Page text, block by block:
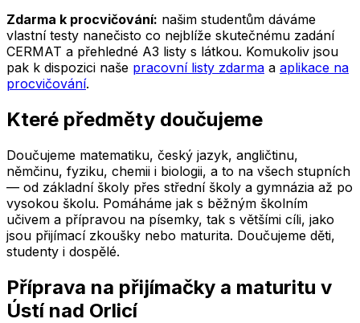
Zdarma k procvičování: našim studentům dáváme
vlastní testy nanečisto co nejblíže skutečnému zadání
CERMAT a přehledné A3 listy s látkou. Komukoliv jsou
pak k dispozici naše pracovní listy zdarma a aplikace na
procvičování.
Které předměty doučujeme
Doučujeme matematiku, český jazyk, angličtinu,
němčinu, fyziku, chemii i biologii, a to na všech stupních
— od základní školy přes střední školy a gymnázia až po
vysokou školu. Pomáháme jak s běžným školním
učivem a přípravou na písemky, tak s většími cíli, jako
jsou přijímací zkoušky nebo maturita. Doučujeme děti,
studenty i dospělé.
Příprava na přijímačky a maturitu v
Ústí nad Orlicí